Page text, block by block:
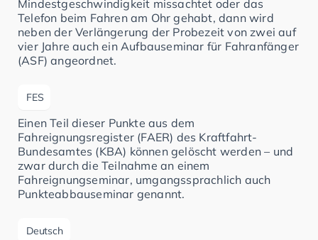
Mindestgeschwindigkeit missachtet oder das
Telefon beim Fahren am Ohr gehabt, dann wird
neben der Verlängerung der Probezeit von zwei auf
vier Jahre auch ein Aufbauseminar für Fahranfänger
(ASF) angeordnet.
FES
Einen Teil dieser Punkte aus dem
Fahreignungsregister (FAER) des Kraftfahrt-
Bundesamtes (KBA) können gelöscht werden – und
zwar durch die Teilnahme an einem
Fahreignungseminar, umgangssprachlich auch
Punkteabbauseminar genannt.
Deutsch